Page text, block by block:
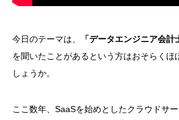
今日のテーマは、 「データエンジニア会計
を聞いたことがあるという方はおそらくほ
しょうか。
ここ数年、SaaSを始めとしたクラウドサ